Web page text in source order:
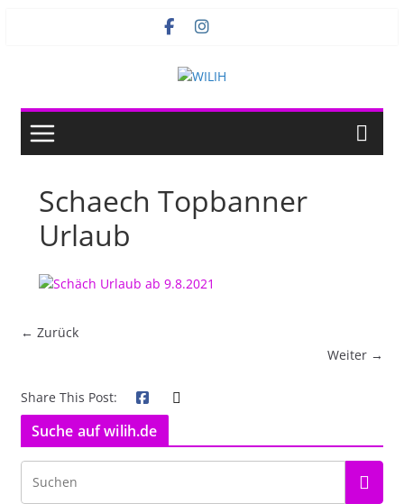
Schaech Topbanner
Urlaub
← Zurück
Weiter →
Share This Post:
Suche auf wilih.de